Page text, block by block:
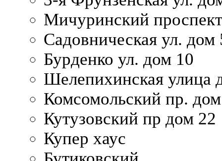
Мичуринский
Садовническая ул. дом
Бурденко ул. дом 10
Шелепихинская улица
Комсомольский пр.
Кутузовский пр дом 22
Купер хаус